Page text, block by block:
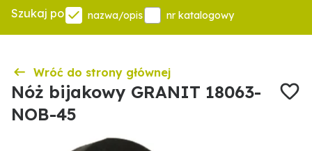
Szukaj po nazwa/opis nr katalogowy
Wróć do strony głównej
Nóż bijakowy GRANIT 18063-
NOB-45